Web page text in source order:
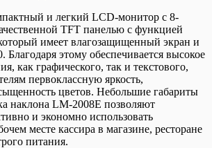
и легкий LCD-монитор с 8-
TFT панелью с функцией
имеет влагозащищенный экран и
Благодаря этому обеспечивается высокое
как графического, так и текстового,
первоклассную яркость,
цветов. Небольшие габариты
наклона LM-2008E позволяют
и экономно использовать
месте кассира в магазине, ресторане
питания.